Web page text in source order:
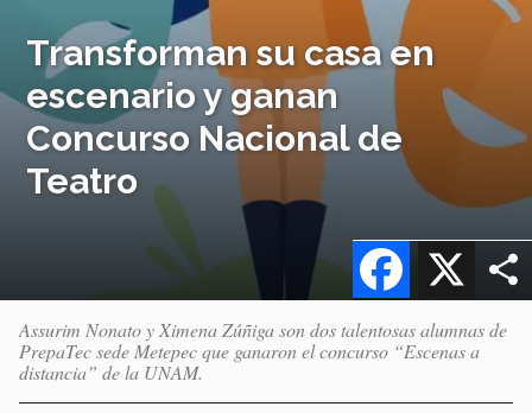
Transforman su casa en
escenario y ganan
Concurso Nacional de
Teatro
X
Facebook
Assurim Nonato y Ximena Zúñiga son dos talentosas alumnas de
PrepaTec sede Metepec que ganaron el concurso “Escenas a
distancia” de la UNAM.